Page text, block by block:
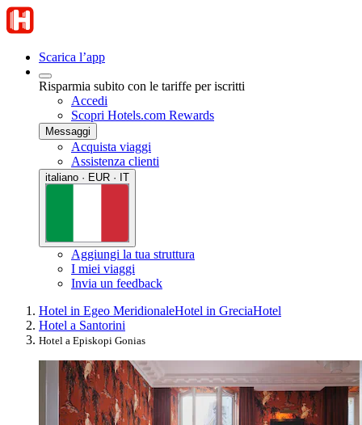
Scarica l’app
Risparmia subito con le tariffe per iscritti
Accedi
Scopri Hotels.com Rewards
Messaggi
Acquista viaggi
Assistenza clienti
italiano · EUR · IT
Aggiungi la tua struttura
I miei viaggi
Invia un feedback
Hotel in Egeo MeridionaleHotel in GreciaHotel
Hotel a Santorini
Hotel a Episkopi Gonias